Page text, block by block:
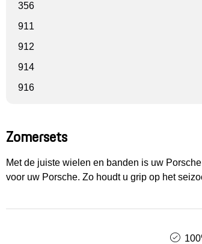
356
911
912
914
916
Zomersets
Met de juiste wielen en banden is uw
voor uw Porsche. Zo houdt u grip op het